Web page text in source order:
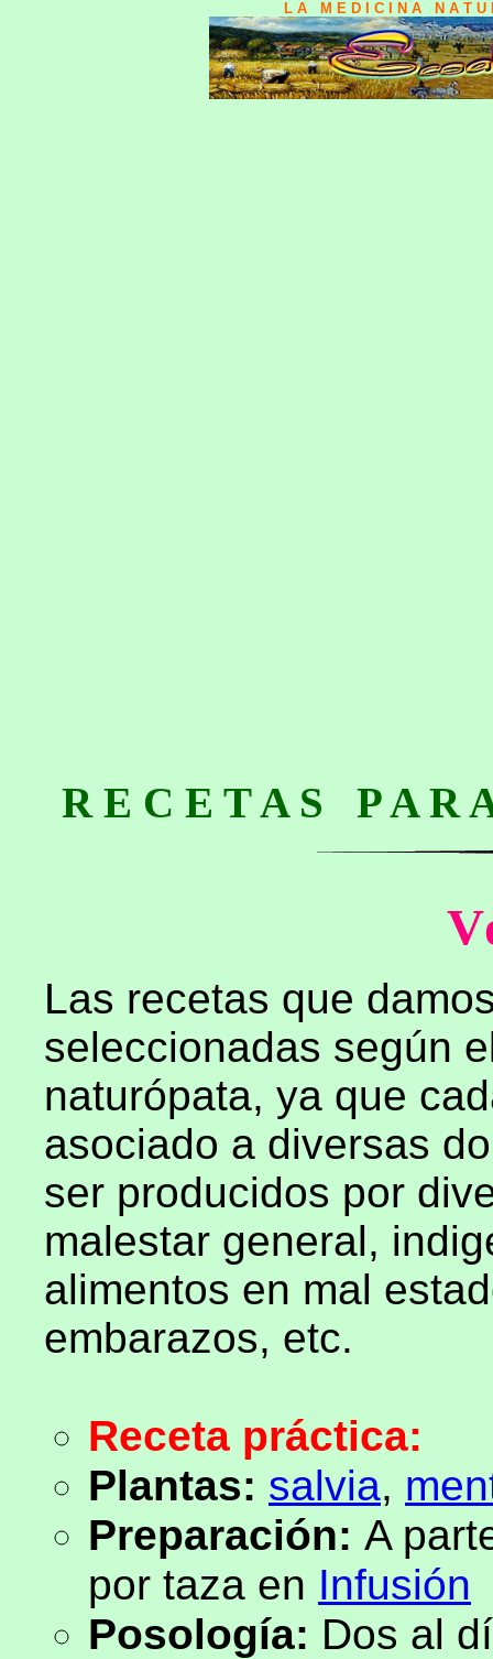
L A M E D I C I N A N A T
R E C E T A S P A
Las recetas que
seleccionadas según
naturópata, ya que
asociado a diversas
ser producidos por
malestar general,
alimentos en mal
embarazos, etc.
Receta práctica:
Plantas: salvia,
Preparación: A
por taza en Infusión
Posología: Dos al